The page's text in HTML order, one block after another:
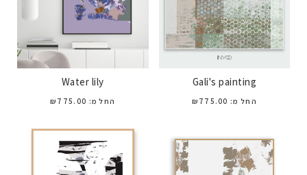
Gali's painting
החל מ: ₪ 775.00
Water lily
החל מ: ₪ 775.00